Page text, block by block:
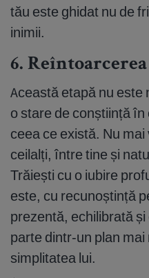
tău este ghidat nu de
inimii.
6.
Această etapă nu este
o stare de conștiință
ceea ce există. Nu
ceilalți, între tine și
Trăiești cu o iubire
este, cu recunoștință
prezentă, echilibrată
parte dintr-un plan
simplitatea lui.